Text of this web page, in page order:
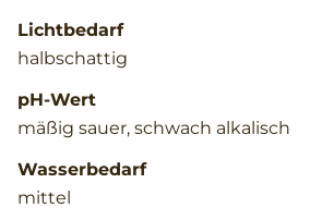
Lichtbedarf
halbschattig
pH-Wert
mäßig sauer, schwach alkalisch
Wasserbedarf
mittel